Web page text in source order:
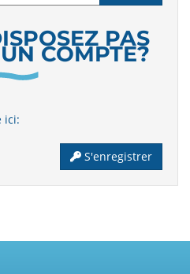
PAS
COMPTE?
ici:
S'enregistrer